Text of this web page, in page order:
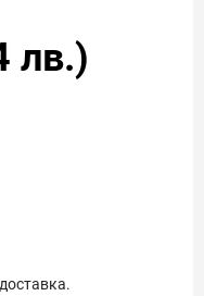
лв.)